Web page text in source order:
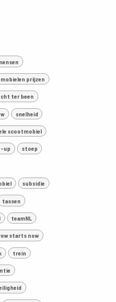
prijzen
ter been
snelheid
scootmobiel
up stoep
subsidie
tassen
teamNL
starts now
trein